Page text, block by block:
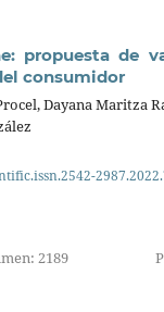
propuesta de
consumidor
Dayana Maritza
2189